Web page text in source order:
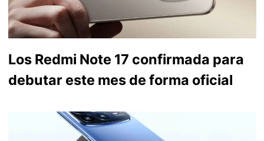
Los Redmi Note 17 confirmada para
debutar este mes de forma oficial